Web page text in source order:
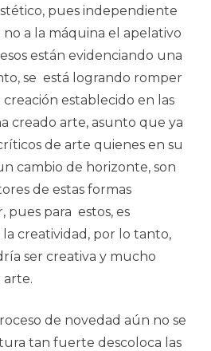
pues independiente
no a la máquina el apelativo
están evidenciando una
se está logrando romper
establecido en las
creado arte, asunto que ya
de arte quienes en su
cambio de horizonte, son
de estas formas
pues para estos, es
creatividad, por lo tanto,
ser creativa y mucho
arte.
de novedad aún no se
tan fuerte descoloca las